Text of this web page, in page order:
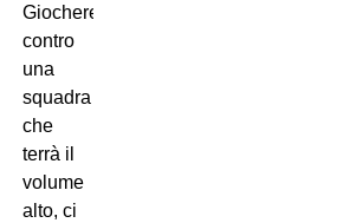
Giocheremo
contro
una
squadra
che
terrà il
volume
alto, ci